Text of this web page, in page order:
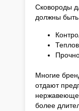
Сковороды
должны
Многие
отдают
более